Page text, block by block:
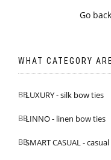
Go back
WHAT CATEGORY
LUXURY - silk bow ties
LINNO - linen bow ties
SMART CASUAL -